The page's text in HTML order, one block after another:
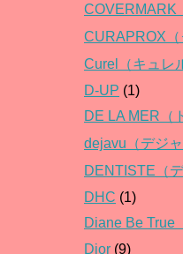
COVERMARK
CURAPROX（
Curel（キュレ
D-UP (1)
DE LA MER（
dejavu（デジャ
DENTISTE（
DHC (1)
Diane Be True
Dior (9)